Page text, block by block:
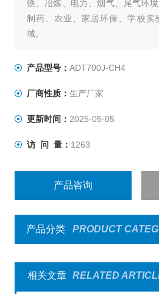
铁、冶炼、电力、烟气、尾气环
制药、农业、家居环保、学校实
域。
产品型号： ADT700J-CH4
厂商性质： 生产厂家
更新时间： 2025-05-05
访 问 量： 1263
产品咨询
产品分类 PRODUCT
相关文章 RELATED